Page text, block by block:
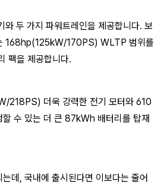
와 두 가지 파워트레인을 제공합니다. 보
168hp(125kW/170PS) WLTP 범위를
팩을 제공합니다.
218PS) 더욱 강력한 전기 모터와 610
수 있는 더 큰 87kWh 배터리를 탑재
데, 국내에 출시된다면 이보다는 줄어